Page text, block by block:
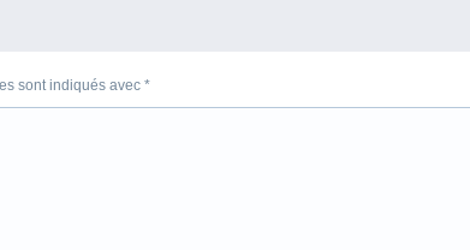
sont indiqués avec *